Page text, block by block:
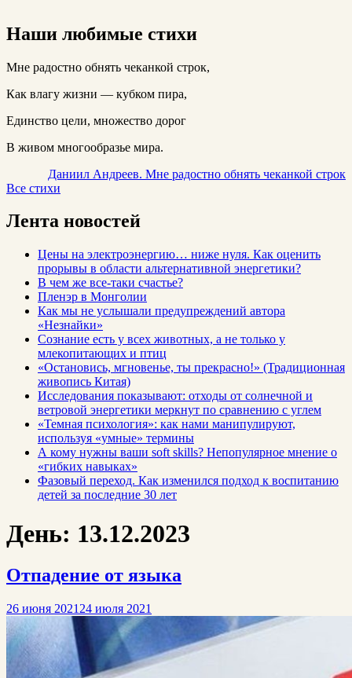
Наши любимые стихи
Мне радостно обнять чеканкой строк,
Как влагу жизни — кубком пира,
Единство цели, множество дорог
В живом многообразье мира.
Даниил Андреев. Мне радостно обнять чеканкой строк
Все стихи
Лента новостей
Цены на электроэнергию… ниже нуля. Как оценить
прорывы в области альтернативной энергетики?
В чем же все-таки счастье?
Пленэр в Монголии
Как мы не услышали предупреждений автора
«Незнайки»
Сознание есть у всех животных, а не только у
млекопитающих и птиц
«Остановись, мгновенье, ты прекрасно!» (Традиционная
живопись Китая)
Исследования показывают: отходы от солнечной и
ветровой энергетики меркнут по сравнению с углем
«Темная психология»: как нами манипулируют,
используя «умные» термины
А кому нужны ваши soft skills? Непопулярное мнение о
«гибких навыках»
Фазовый переход. Как изменился подход к воспитанию
детей за последние 30 лет
День: 13.12.2023
Отпадение от языка
26 июня 2021 24 июля 2021